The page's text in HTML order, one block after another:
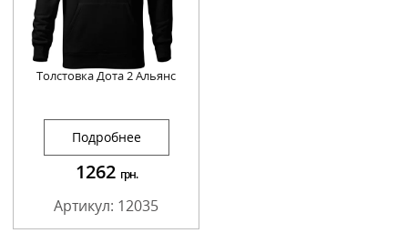
Толстовка Дота 2 Альянс
Подробнее
1262 грн.
Артикул: 12035